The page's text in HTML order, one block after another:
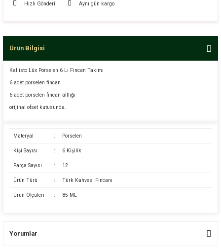
Hızlı Gönderi Aynı gün kargo
Ürün Bilgisi
Kallisto Lüx Porselen 6 Lı Fincan Takımı
6 adet porselen fincan
6 adet porselen fincan altlığı
orijinal ofset kutusunda.
Materyal : Porselen
Kişi Sayısı : 6 Kişilik
Parça Sayısı : 12
Ürün Türü : Türk Kahvesi Fincanı
Ürün Ölçüleri : 85 ML
Yorumlar